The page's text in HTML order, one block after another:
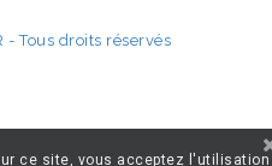
Tous droits réservés
ce site, vous acceptez l'utilisation